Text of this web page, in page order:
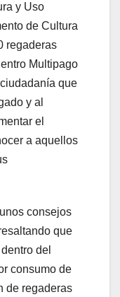
y Uso
de Cultura
regaderas
Multipago
que
y al
el
a aquellos
consejos
que
del
consumo de
de regaderas